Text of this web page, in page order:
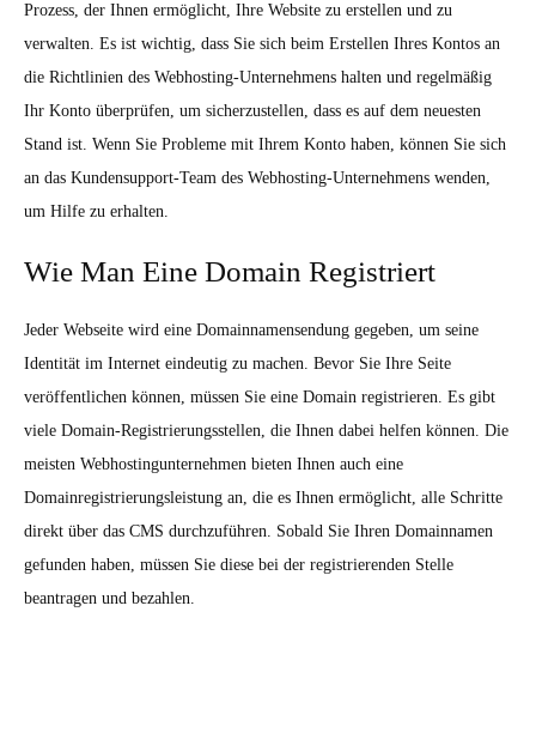
Prozess, der Ihnen ermöglicht, Ihre Website zu erstellen und zu
verwalten. Es ist wichtig, dass Sie sich beim Erstellen Ihres Kontos an
die Richtlinien des Webhosting-Unternehmens halten und regelmäßig
Ihr Konto überprüfen, um sicherzustellen, dass es auf dem neuesten
Stand ist. Wenn Sie Probleme mit Ihrem Konto haben, können Sie sich
an das Kundensupport-Team des Webhosting-Unternehmens wenden,
um Hilfe zu erhalten.
Wie Man Eine Domain Registriert
Jeder Webseite wird eine Domainnamensendung gegeben, um seine
Identität im Internet eindeutig zu machen. Bevor Sie Ihre Seite
veröffentlichen können, müssen Sie eine Domain registrieren. Es gibt
viele Domain-Registrierungsstellen, die Ihnen dabei helfen können. Die
meisten Webhostingunternehmen bieten Ihnen auch eine
Domainregistrierungsleistung an, die es Ihnen ermöglicht, alle Schritte
direkt über das CMS durchzuführen. Sobald Sie Ihren Domainnamen
gefunden haben, müssen Sie diese bei der registrierenden Stelle
beantragen und bezahlen.